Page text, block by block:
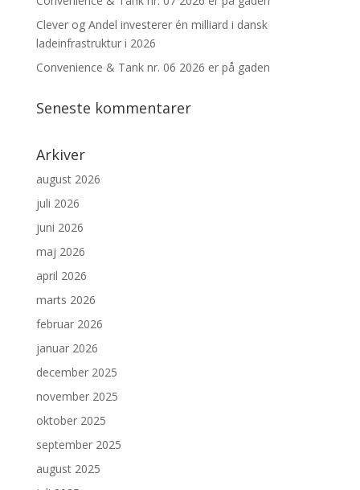
Clever og Andel investerer én milliard i dansk
ladeinfrastruktur i 2026
Convenience & Tank nr. 06 2026 er på gaden
Seneste kommentarer
Arkiver
august 2026
juli 2026
juni 2026
maj 2026
april 2026
marts 2026
februar 2026
januar 2026
december 2025
november 2025
oktober 2025
september 2025
august 2025